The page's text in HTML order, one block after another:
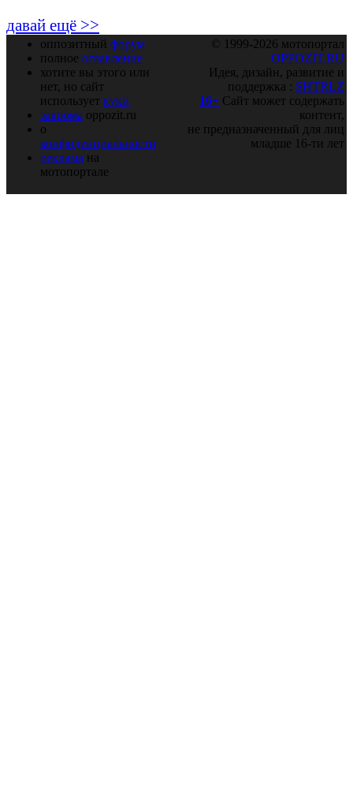
давай ещё >>
оппозитный форум
полное оглавление
хотите вы этого или
нет, но сайт
использует куки
закрома oppozit.ru
о
конфиденциальности
реклама на
мотопортале
© 1999-2026 мотопортал
OPPOZIT.RU
Идея, дизайн, развитие и
поддержка : SHTRLZ
16+ Сайт может содержать
контент,
не предназначенный для лиц
младше 16-ти лет